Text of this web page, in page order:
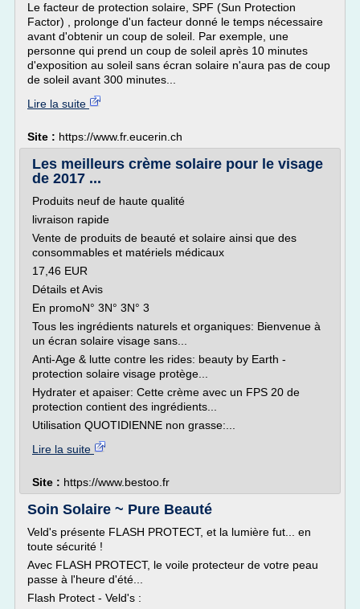
Le facteur de protection solaire, SPF (Sun Protection
Factor) , prolonge d'un facteur donné le temps nécessaire
avant d'obtenir un coup de soleil. Par exemple, une
personne qui prend un coup de soleil après 10 minutes
d'exposition au soleil sans écran solaire n'aura pas de coup
de soleil avant 300 minutes...
Lire la suite
Site : https://www.fr.eucerin.ch
Les meilleurs crème solaire pour le visage
de 2017 ...
Produits neuf de haute qualité
livraison rapide
Vente de produits de beauté et solaire ainsi que des
consommables et matériels médicaux
17,46 EUR
Détails et Avis
En promoN° 3N° 3N° 3
Tous les ingrédients naturels et organiques: Bienvenue à
un écran solaire visage sans...
Anti-Age & lutte contre les rides: beauty by Earth -
protection solaire visage protège...
Hydrater et apaiser: Cette crème avec un FPS 20 de
protection contient des ingrédients...
Utilisation QUOTIDIENNE non grasse:...
Lire la suite
Site : https://www.bestoo.fr
Soin Solaire ~ Pure Beauté
Veld's présente FLASH PROTECT, et la lumière fut... en
toute sécurité !
Avec FLASH PROTECT, le voile protecteur de votre peau
passe à l'heure d'été...
Flash Protect - Veld's :